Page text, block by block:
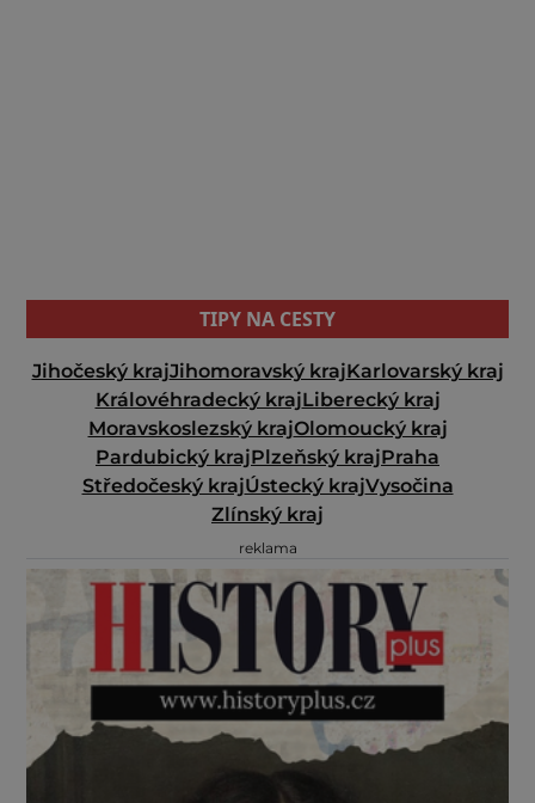
TIPY NA CESTY
Jihočeský krajJihomoravský krajKarlovarský kraj
Královéhradecký krajLiberecký kraj
Moravskoslezský krajOlomoucký kraj
Pardubický krajPlzeňský krajPraha
Středočeský krajÚstecký krajVysočina
Zlínský kraj
reklama